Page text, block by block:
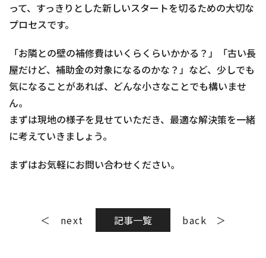
って、すっきりとした新しいスタートを切るための大切な
プロセスです。
「お隣との壁の補修費はいくらくらいかかる？」「古い長
屋だけど、補助金の対象になるのかな？」など、少しでも
気になることがあれば、どんな小さなことでも構いませ
ん。
まずは現地の様子を見せていただき、最適な解決策を一緒
に考えていきましょう。
まずはお気軽にお問い合わせください。
next 記事一覧 back